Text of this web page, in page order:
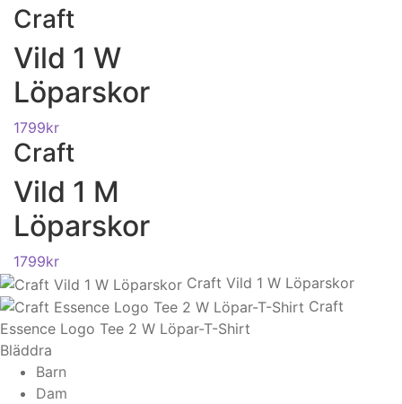
Craft
Vild 1 W
Löparskor
1799kr
Craft
Vild 1 M
Löparskor
1799kr
Craft Vild 1 W Löparskor
Craft
Essence Logo Tee 2 W Löpar-T-Shirt
Bläddra
Barn
Dam